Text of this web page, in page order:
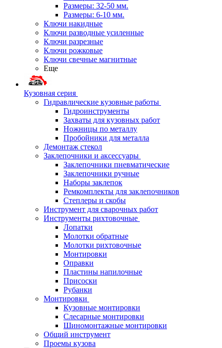
Размеры: 32-50 мм.
Размеры: 6-10 мм.
Ключи накидные
Ключи разводные усиленные
Ключи разрезные
Ключи рожковые
Ключи свечные магнитные
Еще
Кузовная серия
Гидравлические кузовные работы
Гидроинструменты
Захваты для кузовных работ
Ножницы по металлу
Пробойники для металла
Демонтаж стекол
Заклепочники и аксессуары
Заклепочники пневматические
Заклепочники ручные
Наборы заклепок
Ремкомплекты для заклепочников
Степлеры и скобы
Инструмент для сварочных работ
Инструменты рихтовочные
Лопатки
Молотки обратные
Молотки рихтовочные
Монтировки
Оправки
Пластины напилочные
Присоски
Рубанки
Монтировки
Кузовные монтировки
Слесарные монтировки
Шиномонтажные монтировки
Общий инструмент
Проемы кузова